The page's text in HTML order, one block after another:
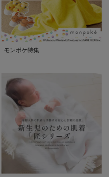
モンポケ特集